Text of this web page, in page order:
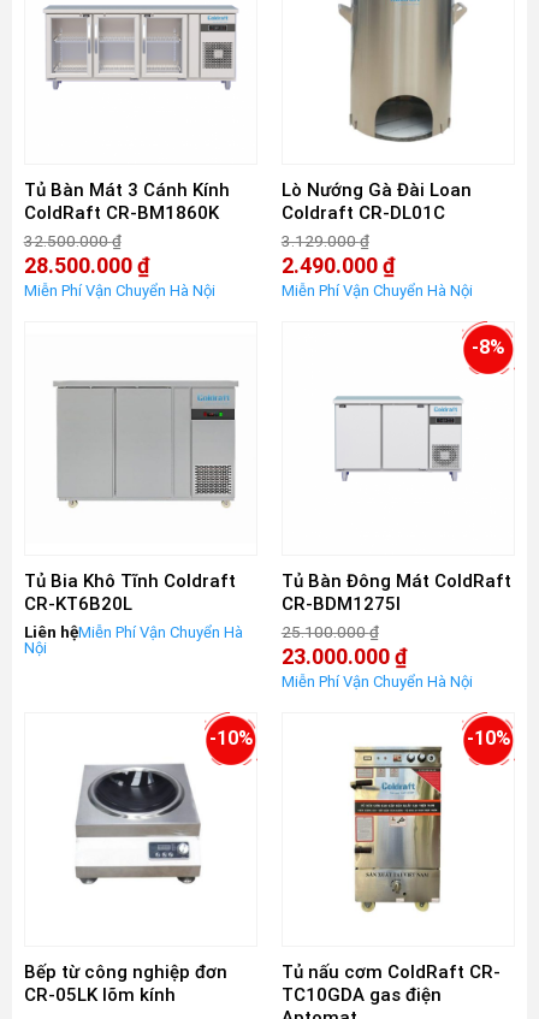
Tủ Bàn Mát 3 Cánh Kính
ColdRaft CR-BM1860K
32.500.000₫
Giá
gốc
là:
28.500.000₫
Giá
Lò Nướng Gà Đài Loan
Coldraft CR-DL01C
3.129.000₫
Giá
gốc
là:
2.490.000₫
Giá
Tủ Bia Khô Tĩnh Coldraft
CR-KT6B20L
Liên hệ
-8%
Tủ Bàn Đông Mát ColdRaft
CR-BDM1275I
25.100.000₫
Giá
gốc
là:
23.000.000₫
Giá
23.000.000 ₫.
-10%
Bếp từ công nghiệp đơn
CR-05LK lõm kính
-10%
Tủ nấu cơm ColdRaft CR-
TC10GDA gas điện